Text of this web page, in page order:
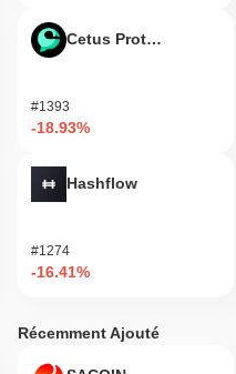
Cetus Protocol
#1393
-18.93%
Hashflow
#1274
-16.41%
Récemment Ajouté